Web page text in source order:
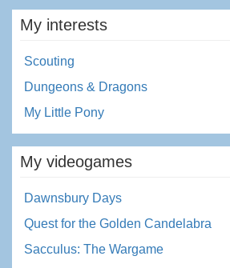
My interests
Scouting
Dungeons & Dragons
My Little Pony
My videogames
Dawnsbury Days
Quest for the Golden Candelabra
Sacculus: The Wargame